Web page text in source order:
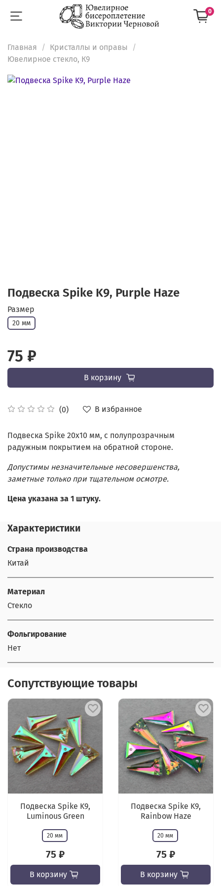
0
Главная
Кристаллы и оправы
Ювелирное стекло, К9
Подвеска Spike K9, Purple Haze
(0) В избранное
Размер
20 мм
75 ₽
В корзину
Подвеска Spike 20x10 мм, с полупрозрачным
радужным покрытием на обратной стороне.
Допустимы незначительные несовершенства,
заметные только при тщательном осмотре.
Цена указана за 1 штуку.
Характеристики
Страна производства
Китай
Материал
Стекло
Фольгирование
Нет
Сопутствующие товары
Подвеска Spike K9,
Luminous Green
20 мм
75 ₽
В корзину
Подвеска Spike K9,
Rainbow Haze
20 мм
75 ₽
В корзину